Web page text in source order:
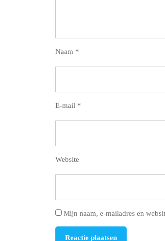
Naam *
E-mail *
Website
Mijn naam, e-mailadres en